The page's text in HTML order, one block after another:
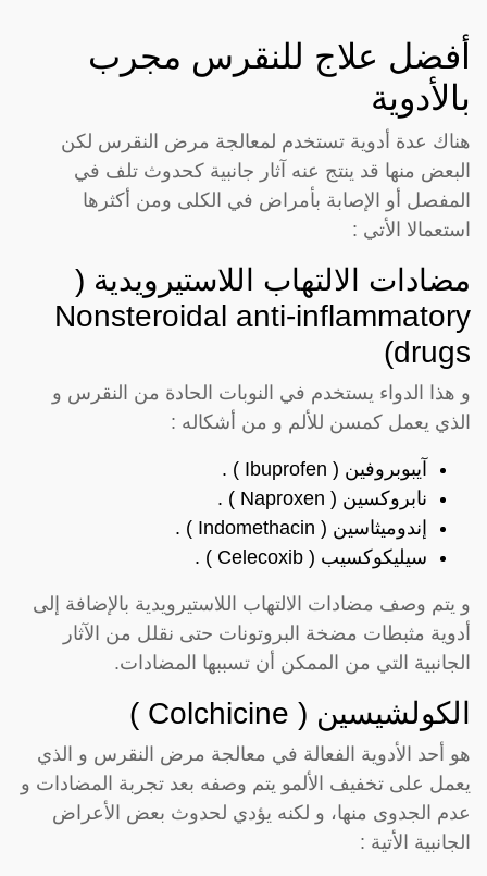
أفضل علاج للنقرس مجرب
بالأدوية
هناك عدة أدوية تستخدم لمعالجة مرض النقرس لكن
البعض منها قد ينتج عنه آثار جانبية كحدوث تلف في
المفصل أو الإصابة بأمراض في الكلى ومن أكثرها
استعمالا الأتي :
مضادات الالتهاب اللاستيرويدية (
Nonsteroidal anti-inflammatory
drugs)
و هذا الدواء يستخدم في النوبات الحادة من النقرس و
الذي يعمل كمسن للألم و من أشكاله :
آيبوبروفين ( Ibuprofen ) .
نابروكسين ( Naproxen ) .
إندوميثاسين ( Indomethacin ) .
سيليكوكسيب ( Celecoxib ) .
و يتم وصف مضادات الالتهاب اللاستيرويدية بالإضافة إلى
أدوية مثبطات مضخة البروتونات حتى نقلل من الآثار
الجانبية التي من الممكن أن تسببها المضادات.
الكولشيسين ( Colchicine )
هو أحد الأدوية الفعالة في معالجة مرض النقرس و الذي
يعمل على تخفيف الألمو يتم وصفه بعد تجربة المضادات و
عدم الجدوى منها، و لكنه يؤدي لحدوث بعض الأعراض
الجانبية الأتية :